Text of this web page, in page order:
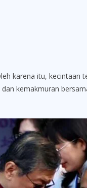
karena itu, kecintaan
kemakmuran